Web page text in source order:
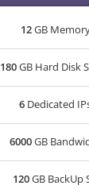
12GB
180GB Hard Disk
6 Dedicated
6000GB
120GB BackUp